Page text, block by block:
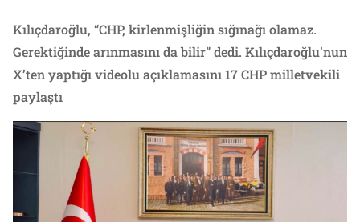
Kılıçdaroğlu, “CHP, kirlenmişliğin sığınağı olamaz.
Gerektiğinde arınmasını da bilir” dedi. Kılıçdaroğlu’nun
X’ten yaptığı videolu açıklamasını 17 CHP milletvekili
paylaştı